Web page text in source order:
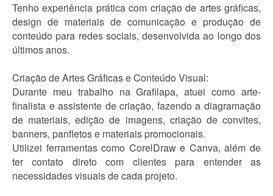
Tenho experiência prática com criação de artes gráficas,
design de materiais de comunicação e produção de
conteúdo para redes sociais, desenvolvida ao longo dos
últimos anos.
Criação de Artes Gráficas e Conteúdo Visual:
Durante meu trabalho na Grafilapa, atuei como arte-
finalista e assistente de criação, fazendo a diagramação
de materiais, edição de imagens, criação de convites,
banners, panfletos e materiais promocionais.
Utilizei ferramentas como CorelDraw e Canva, além de
ter contato direto com clientes para entender as
necessidades visuais de cada projeto.